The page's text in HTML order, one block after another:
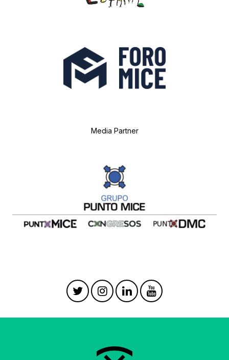
Media Partner